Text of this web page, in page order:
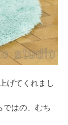
げてくれまし
ではの、むち